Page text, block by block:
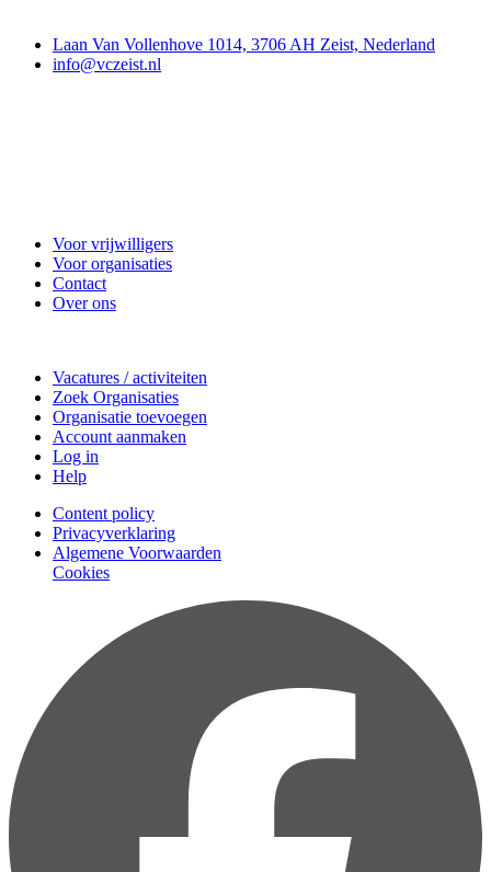
Laan Van Vollenhove 1014, 3706 AH Zeist, Nederland
info@vczeist.nl
Voor vrijwilligers
Voor organisaties
Contact
Over ons
Vacatures / activiteiten
Zoek Organisaties
Organisatie toevoegen
Account aanmaken
Log in
Help
Content policy
Privacyverklaring
Algemene Voorwaarden
Cookies